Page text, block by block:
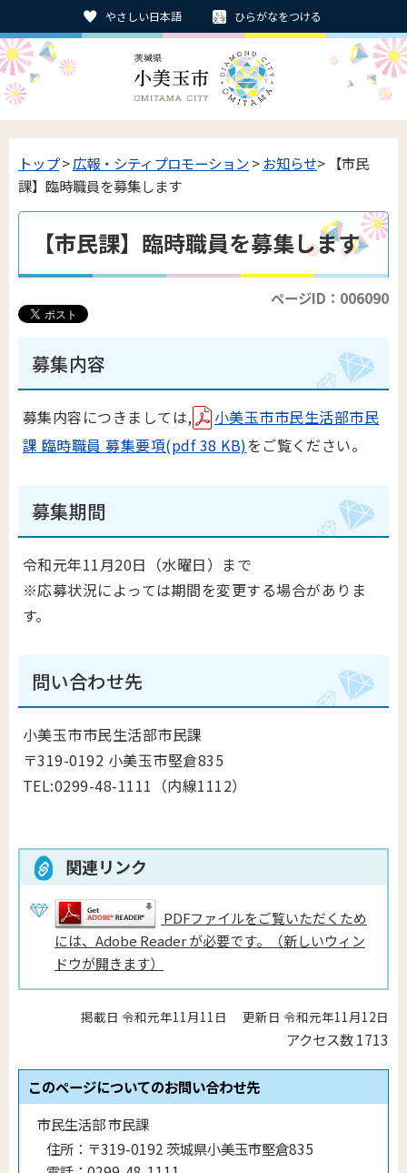
やさしい日本語 ひらがなをつける
トップ>広報・シティプロモーション>お知らせ> 【市民
課】臨時職員を募集します
【市民課】臨時職員を募集します
ページID：006090
募集内容
募集内容につきましては,
小美玉市市民生活部市民
課 臨時職員 募集要項(pdf 38 KB)をご覧ください。
募集期間
令和元年11月20日（水曜日）まで
※応募状況によっては期間を変更する場合がありま
す。
問い合わせ先
小美玉市市民生活部市民課
〒319-0192 小美玉市堅倉835
TEL:0299-48-1111（内線1112）
関連リンク
PDFファイルをご覧いただくため
には、Adobe Reader が必要です。（新しいウィン
ドウが開きます）
掲載日 令和元年11月11日 更新日 令和元年11月12日
アクセス数1713
このページについてのお問い合わせ先
市民生活部 市民課
住所： 〒319-0192 茨城県小美玉市堅倉835